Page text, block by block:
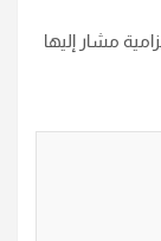
مشار إليها